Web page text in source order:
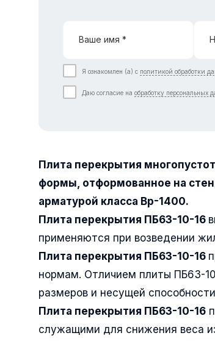
Ваше имя *
Я ознакомлен (а) с политикой обработки
Даю согласие на обработку персональных
Плита перекрытия
формы, отформованное на
арматурой класса Вр-1400.
Плита перекрытия ПБ63-10-16
применяются при возведении
Плита перекрытия ПБ63-10-16
нормам. Отличием плиты ПБ63-
размеров и несущей
Плита перекрытия ПБ63-10-16
служащими для снижения веса